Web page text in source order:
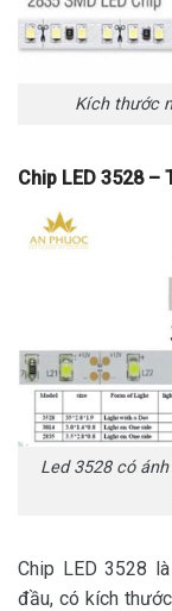
Kích thước
Chip LED 3528 –
Led 3528 có
Chip LED 3528
đầu, có kích thước